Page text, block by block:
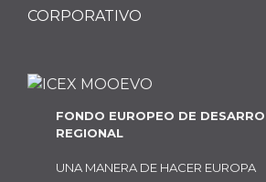
CORPORATIVO
FONDO EUROPEO DE
REGIONAL
UNA MANERA DE HACER EUROPA